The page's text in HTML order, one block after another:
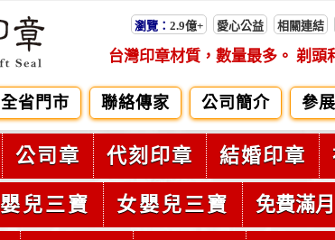
瀏覽： 2.9億+ 愛心公益 相關連結
台灣印章材質，數量最多。 剃頭
全省門市 聯絡傳家 公司簡介 參
公司章 代刻印章 結婚印章
嬰兒三寶 女嬰兒三寶 免費滿